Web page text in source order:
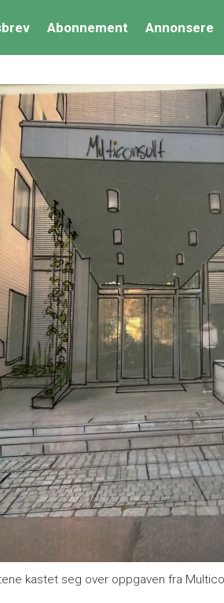
Abonnement Annonsere
kastet seg over oppgaven fra